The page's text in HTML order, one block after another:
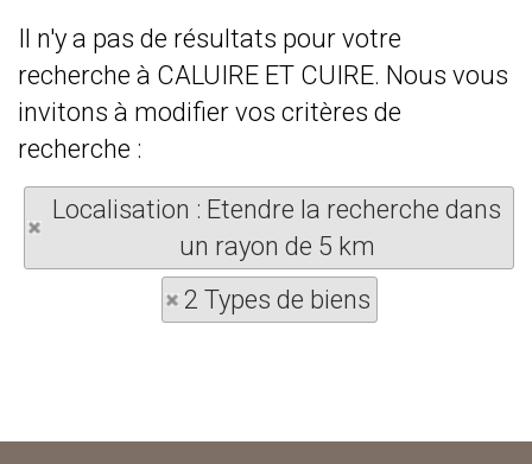
Il n'y a pas de résultats pour votre
recherche à CALUIRE ET CUIRE. Nous vous
invitons à modifier vos critères de
recherche :
Localisation : Etendre la recherche dans
un rayon de 5 km
2 Types de biens